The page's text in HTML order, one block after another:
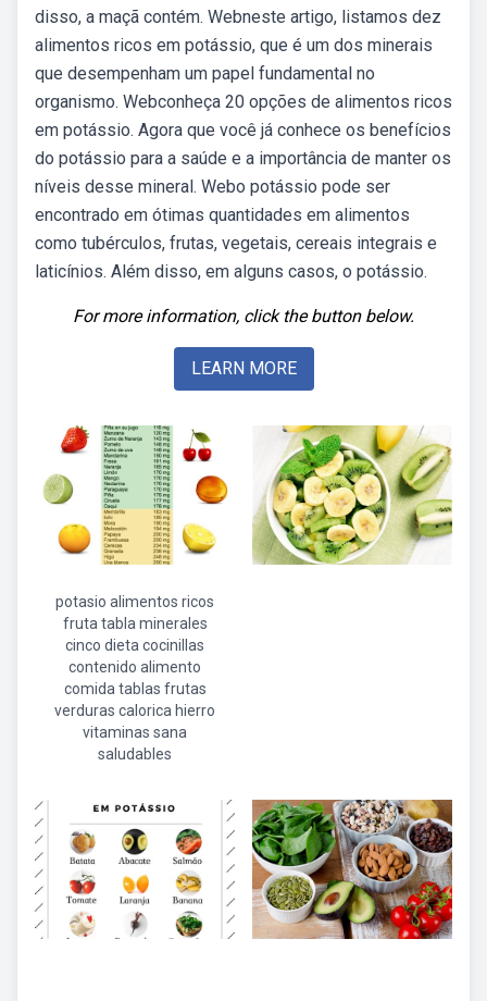
disso, a maçã contém. Webneste artigo, listamos dez
alimentos ricos em potássio, que é um dos minerais
que desempenham um papel fundamental no
organismo. Webconheça 20 opções de alimentos ricos
em potássio. Agora que você já conhece os benefícios
do potássio para a saúde e a importância de manter os
níveis desse mineral. Webo potássio pode ser
encontrado em ótimas quantidades em alimentos
como tubérculos, frutas, vegetais, cereais integrais e
laticínios. Além disso, em alguns casos, o potássio.
For more information, click the button below.
LEARN MORE
potasio alimentos ricos
fruta tabla minerales
cinco dieta cocinillas
contenido alimento
comida tablas frutas
verduras calorica hierro
vitaminas sana
saludables